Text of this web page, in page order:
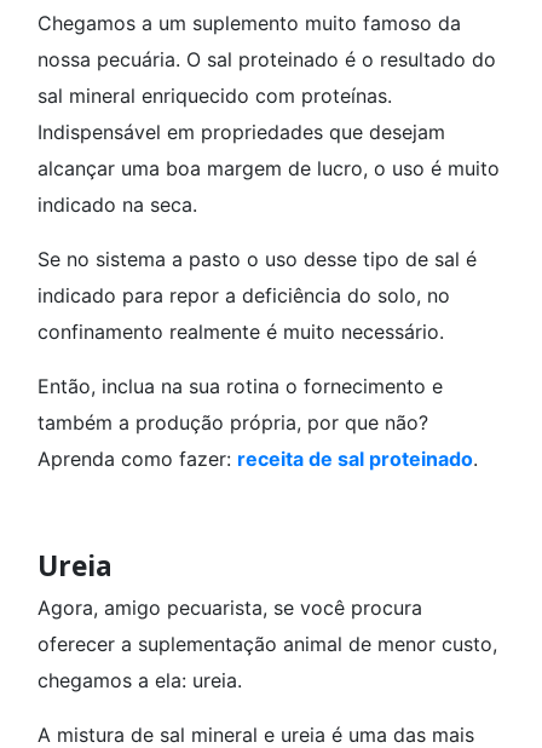
Chegamos a um suplemento muito famoso da
nossa pecuária. O sal proteinado é o resultado do
sal mineral enriquecido com proteínas.
Indispensável em propriedades que desejam
alcançar uma boa margem de lucro, o uso é muito
indicado na seca.
Se no sistema a pasto o uso desse tipo de sal é
indicado para repor a deficiência do solo, no
confinamento realmente é muito necessário.
Então, inclua na sua rotina o fornecimento e
também a produção própria, por que não?
Aprenda como fazer: receita de sal proteinado.
Ureia
Agora, amigo pecuarista, se você procura
oferecer a suplementação animal de menor custo,
chegamos a ela: ureia.
A mistura de sal mineral e ureia é uma das mais